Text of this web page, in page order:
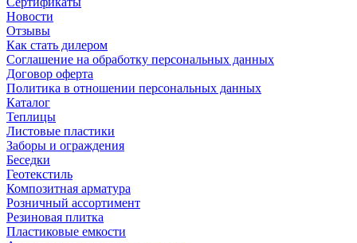
Новости
Отзывы
Как стать дилером
Соглашение на обработку персональных данных
Договор оферта
Политика в отношении персональных данных
Каталог
Теплицы
Листовые пластики
Заборы и ограждения
Беседки
Геотекстиль
Композитная арматура
Розничный ассортимент
Резиновая плитка
Пластиковые емкости